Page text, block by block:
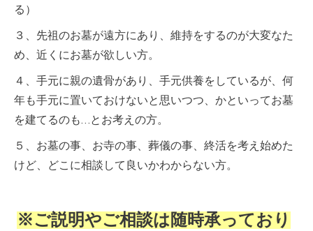
る）
３、先祖のお墓が遠方にあり、維持をするのが大変なた
め、近くにお墓が欲しい方。
４、手元に親の遺骨があり、手元供養をしているが、何
年も手元に置いておけないと思いつつ、かといってお墓
を建てるのも…とお考えの方。
５、お墓の事、お寺の事、葬儀の事、終活を考え始めた
けど、どこに相談して良いかわからない方。
※ご説明やご相談は随時承っており